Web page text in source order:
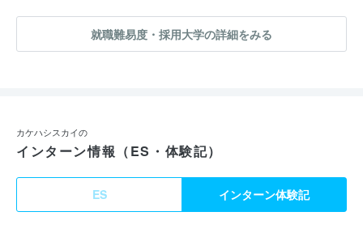
就職難易度・採用大学の詳細をみる
カケハシスカイの
インターン情報（ES・体験記）
ES インターン体験記